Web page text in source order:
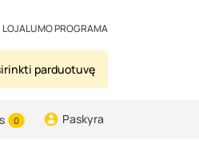
LOJALUMO PROGRAMA
parduotuvę
0 Paskyra